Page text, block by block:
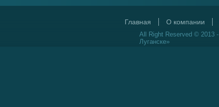
Главная О компании
All Right Reserved © 2013
Луганске»